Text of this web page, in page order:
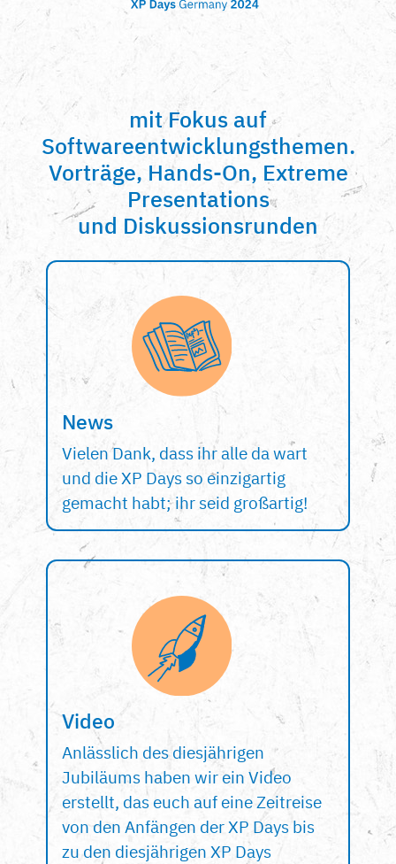
mit Fokus auf
Softwareentwicklungsthemen.
Vorträge, Hands-On, Extreme
Presentations
und Diskussionsrunden
News
Vielen Dank, dass ihr alle da wart
und die XP Days so einzigartig
gemacht habt; ihr seid großartig!
Video
Anlässlich des diesjährigen
Jubiläums haben wir ein Video
erstellt, das euch auf eine Zeitreise
von den Anfängen der XP Days bis
zu den diesjährigen XP Days